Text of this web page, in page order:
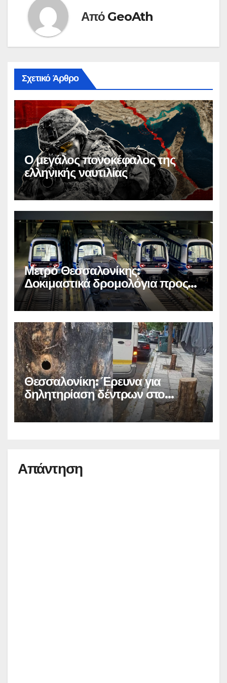
Πρεσπών. Και τα
νεογνά στο σπορ…Από GeoAth
Σχετικό Άρθρο
Ο μεγάλος πονοκέφαλος της
ελληνικής ναυτιλίας
Μετρό Θεσσαλονίκης:
Δοκιμαστικά δρομολόγια προς
Καλαμαριά
Θεσσαλονίκη: Έρευνα για
δηλητηρίαση δέντρων στο
κέντρο
Απάντηση